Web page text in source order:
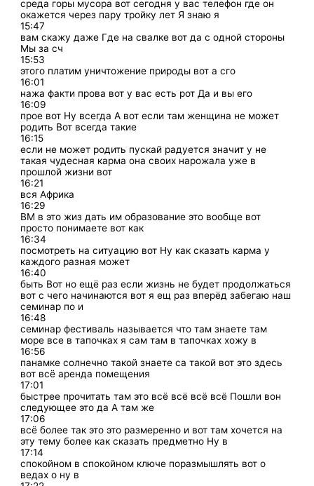
среда горы мусора вот сегодня у вас телефон где он
окажется через пару тройку лет Я знаю я
15:47
вам скажу даже Где на свалке вот да с одной стороны
Мы за сч
15:53
этого платим уничтожение природы вот а сго
16:01
нажа факти прова вот у вас есть рот Да и вы его
16:09
прое вот Ну всегда А вот если там женщина не может
родить Вот всегда такие
16:15
если не может родить пускай радуется значит у не
такая чудесная карма она своих нарожала уже в
прошлой жизни вот
16:21
вся Африка
16:29
ВМ в это жиз дать им образование это вообще вот
просто понимаете вот как
16:34
посмотреть на ситуацию вот Ну как сказать карма у
каждого разная может
16:40
быть Вот но ещё раз если жизнь не будет продолжаться
вот с чего начинаются вот я ещ раз вперёд забегаю наш
семинар по и
16:48
семинар фестиваль называется что там знаете там
море все в тапочках я сам там в тапочках хожу в
16:56
панамке солнечно такой знаете са такой вот это здесь
вот всё аренда помещения
17:01
быстрее прочитать там это всё всё всё всё Пошли вон
следующее это да А там же
17:06
всё более так это это размеренно и вот там хочется на
эту тему более как сказать предметно Ну в
17:14
спокойном в спокойном ключе поразмышлять вот о
ведах о ну в